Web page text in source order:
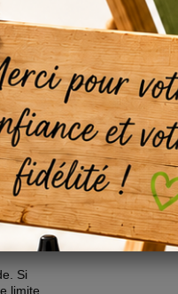
Vanilla
de ne
Si
limite